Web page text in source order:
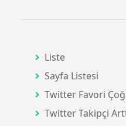
Liste
Sayfa Listesi
Twitter Favori
Twitter Takipçi